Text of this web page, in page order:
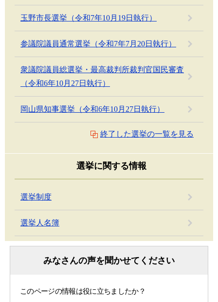
玉野市長選挙（令和7年10月19日執行）
参議院議員通常選挙（令和7年7月20日執行）
衆議院議員総選挙・最高裁判所裁判官国民審査
（令和6年10月27日執行）
岡山県知事選挙（令和6年10月27日執行）
終了した選挙の一覧を見る
選挙に関する情報
選挙制度
選挙人名簿
みなさんの声を聞かせてください
このページの情報は役に立ちましたか？